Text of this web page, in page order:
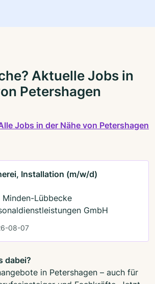
Aktuelle Jobs in
Petershagen
Jobs in der Nähe von Petershagen
Installation (m/w/d)
Minden-Lübbecke
GmbH
08-07
dabei?
in Petershagen – auch für